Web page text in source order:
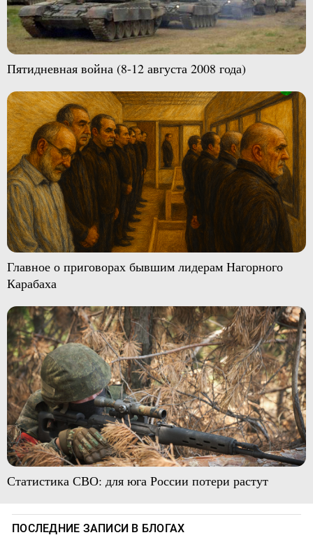
Пятидневная война (8-12 августа 2008 года)
Главное о приговорах бывшим лидерам Нагорного
Карабаха
Статистика СВО: для юга России потери растут
ПОСЛЕДНИЕ ЗАПИСИ В БЛОГАХ